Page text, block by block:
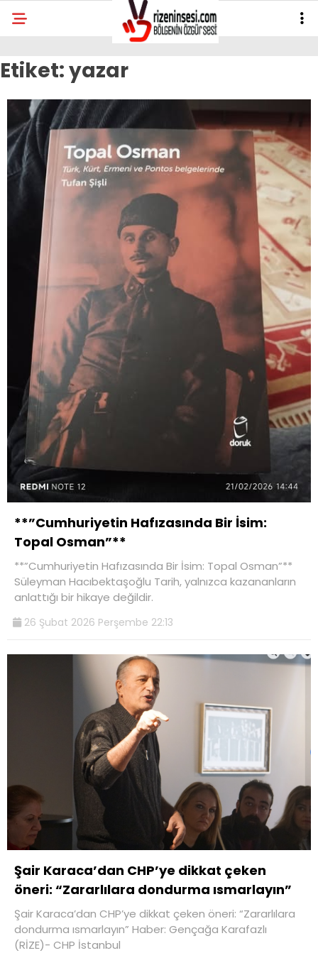
Etiket:yazar
**”Cumhuriyetin Hafızasında Bir İsim:
Topal Osman”**
**”Cumhuriyetin Hafızasında Bir İsim: Topal Osman”**
Süleyman Hacıbektaşoğlu Tarih, yalnızca kazananların
anlattığı bir hikaye değildir.
26 Şubat 2026 Perşembe 22:13
Şair Karaca’dan CHP’ye dikkat çeken
öneri: “Zararlılara dondurma ısmarlayın”
Şair Karaca’dan CHP’ye dikkat çeken öneri: “Zararlılara
dondurma ısmarlayın” Haber: Gençağa Karafazlı
(RİZE)- CHP İstanbul